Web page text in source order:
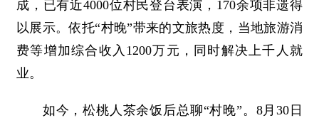
成，已有近4000位村民登台表演，170余项非遗得
以展示。依托“村晚”带来的文旅热度，当地旅游消
费等增加综合收入1200万元，同时解决上千人就
业。
如今，松桃人茶余饭后总聊“村晚”。8月30日